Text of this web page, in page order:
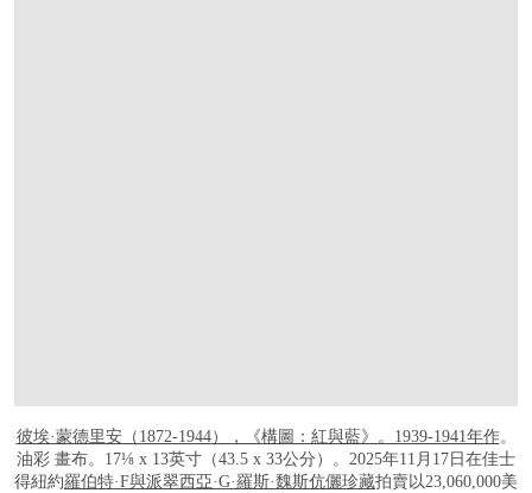
彼埃·蒙德里安（1872-1944），《構圖：紅與藍》。1939-1941年作。
油彩 畫布。17⅛ x 13英寸（43.5 x 33公分）。2025年11月17日在佳士
得紐約羅伯特·F與派翠西亞·G·羅斯·魏斯伉儷珍藏拍賣以23,060,000美